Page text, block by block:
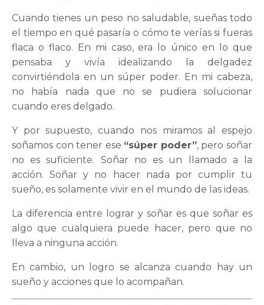
Cuando tienes un peso no saludable, sueñas todo
el tiempo en qué pasaría o cómo te verías si fueras
flaca o flaco. En mi caso, era lo único en lo que
pensaba y vivía idealizando la delgadez
convirtiéndola en un súper poder. En mi cabeza,
no había nada que no se pudiera solucionar
cuando eres delgado.
Y por supuesto, cuando nos miramos al espejo
soñamos con tener ese “súper poder”, pero soñar
no es suficiente. Soñar no es un llamado a la
acción. Soñar y no hacer nada por cumplir tu
sueño, es solamente vivir en el mundo de las ideas.
La diferencia entre lograr y soñar es que soñar es
algo que cualquiera puede hacer, pero que no
lleva a ninguna acción.
En cambio, un logro se alcanza cuando hay un
sueño y acciones que lo acompañan.